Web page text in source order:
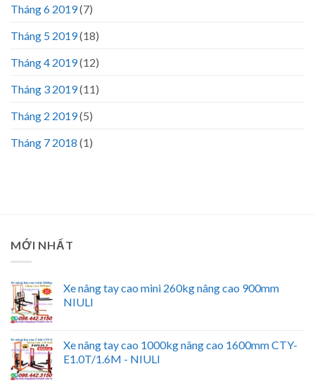
Tháng 6 2019(7)
Tháng 5 2019(18)
Tháng 4 2019(12)
Tháng 3 2019(11)
Tháng 2 2019(5)
Tháng 7 2018 (1)
MỚI NHẤT
Xe nâng tay cao mini 260kg nâng cao 900mm
NIULI
Xe nâng tay cao 1000kg nâng cao 1600mm CTY-
E1.0T/1.6M - NIULI